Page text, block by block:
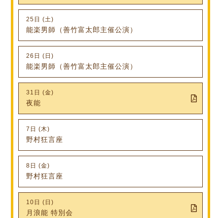
25日 (土)
能楽男師（善竹富太郎主催公演）
26日 (日)
能楽男師（善竹富太郎主催公演）
31日 (金)
夜能
7日 (木)
野村狂言座
8日 (金)
野村狂言座
10日 (日)
月浪能 特別会